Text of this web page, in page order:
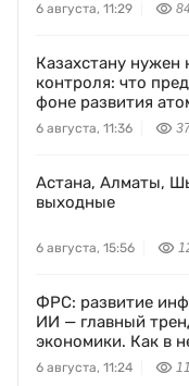
6 августа, 11:29
Казахстану нужен
контроля: что
фоне развития
6 августа, 11:36
Астана, Алматы,
выходные
6 августа, 15:56
ФРС: развитие
ИИ — главный
экономики. Как в
Freedom Holding
6 августа, 11:24